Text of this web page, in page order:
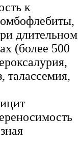
к
длительном
(более 500
талассемия,